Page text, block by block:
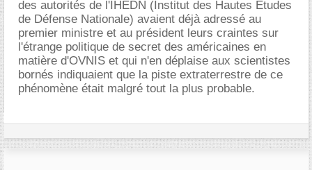
des autorités de l'IHEDN (Institut des Hautes Etudes
de Défense Nationale) avaient déjà adressé au
premier ministre et au président leurs craintes sur
l'étrange politique de secret des américaines en
matière d'OVNIS et qui n'en déplaise aux scientistes
bornés indiquaient que la piste extraterrestre de ce
phénomène était malgré tout la plus probable.